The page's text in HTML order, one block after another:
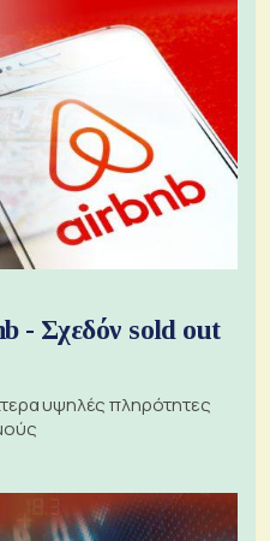
- Σχεδόν sold out
υψηλές πληρότητες